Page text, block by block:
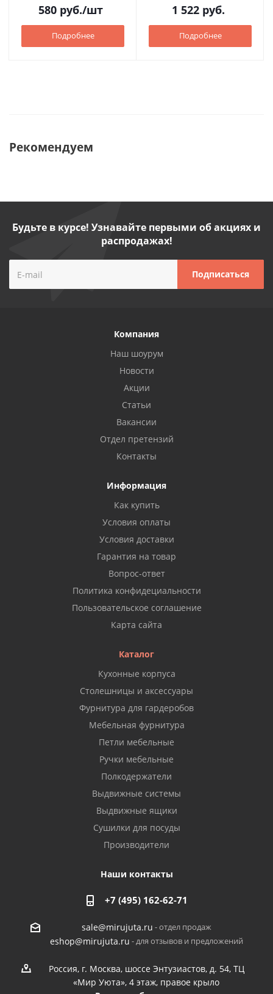
580 руб./шт
Подробнее
1 522руб.
Подробнее
Рекомендуем
Будьте в курсе! Узнавайте первыми об акциях и
распродажах!
Компания
Наш шоурум
Новости
Акции
Статьи
Вакансии
Отдел претензий
Контакты
Информация
Как купить
Условия оплаты
Условия доставки
Гарантия на товар
Вопрос-ответ
Политика конфидециальности
Пользовательское соглашение
Карта сайта
Каталог
Кухонные корпуса
Столешницы и аксессуары
Фурнитура для гардеробов
Мебельная фурнитура
Петли мебельные
Ручки мебельные
Полкодержатели
Выдвижные системы
Выдвижные ящики
Сушилки для посуды
Производители
Наши контакты
+7 (495) 162-62-71
sale@mirujuta.ru - отдел продаж
eshop@mirujuta.ru - для отзывов и предложений
Россия, г. Москва, шоссе Энтузиастов, д. 54, ТЦ
«Мир Уюта», 4 этаж, правое крыло